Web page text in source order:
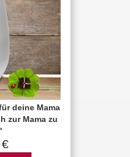
deine Mama
zur Mama zu